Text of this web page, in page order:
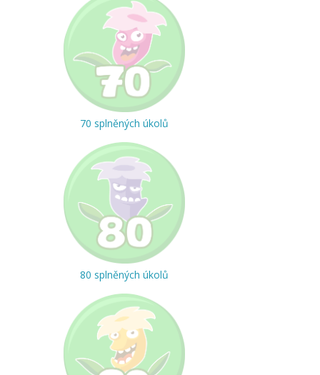
70 splněných úkolů
80 splněných úkolů